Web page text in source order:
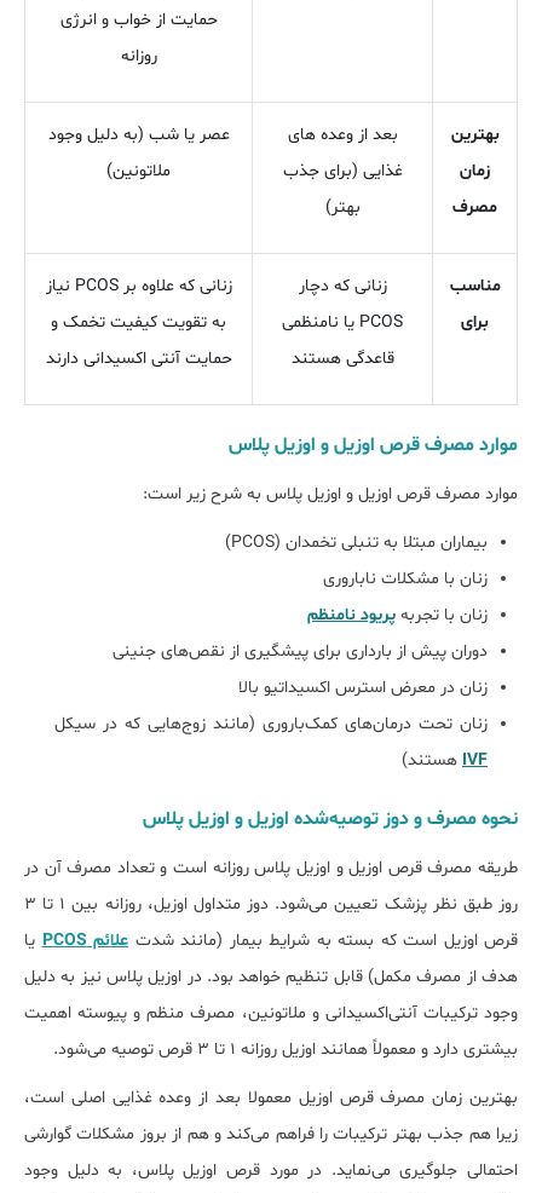
حمایت از خواب و انرژی
روزانه
بهترین
زمان
مصرف
بعد از وعده های
غذایی (برای جذب
بهتر)
عصر یا شب (به دلیل وجود
ملاتونین)
مناسب
برای
زنانی که دچار
PCOS یا نامنظمی
قاعدگی هستند
زنانی که علاوه بر PCOS نیاز
به تقویت کیفیت تخمک و
حمایت آنتی ‌اکسیدانی دارند
موارد مصرف قرص اوزیل و اوزیل پلاس
موارد مصرف قرص اوزیل و اوزیل پلاس به شرح زیر است:
بیماران مبتلا به تنبلی تخمدان (PCOS)
زنان با مشکلات ناباروری
زنان با تجربه پریود نامنظم
دوران پیش از بارداری برای پیشگیری از نقص‌های جنینی
زنان در معرض استرس اکسیداتیو بالا
زنان تحت درمان‌های کمک‌باروری (مانند زوج‌هایی که در سیکل
IVF هستند)
نحوه مصرف و دوز توصیه‌شده اوزیل و اوزیل پلاس
طریقه مصرف قرص اوزیل و اوزیل پلاس روزانه است و تعداد مصرف آن در
روز طبق نظر پزشک تعیین می‌شود. دوز متداول اوزیل، روزانه بین ۱ تا ۳
قرص اوزیل است که بسته به شرایط بیمار (مانند شدت علائم PCOS
یا
هدف از مصرف مکمل) قابل تنظیم خواهد بود. در اوزیل پلاس نیز به دلیل
وجود ترکیبات آنتی‌اکسیدانی و ملاتونین، مصرف منظم و پیوسته اهمیت
بیشتری دارد و معمولاً همانند اوزیل روزانه ۱ تا ۳ قرص توصیه می‌شود.
بهترین زمان مصرف قرص اوزیل معمولا بعد از وعده غذایی اصلی است،
زیرا هم جذب بهتر ترکیبات را فراهم می‌کند و هم از بروز مشکلات گوارشی
احتمالی جلوگیری می‌نماید. در مورد قرص اوزیل پلاس، به دلیل وجود